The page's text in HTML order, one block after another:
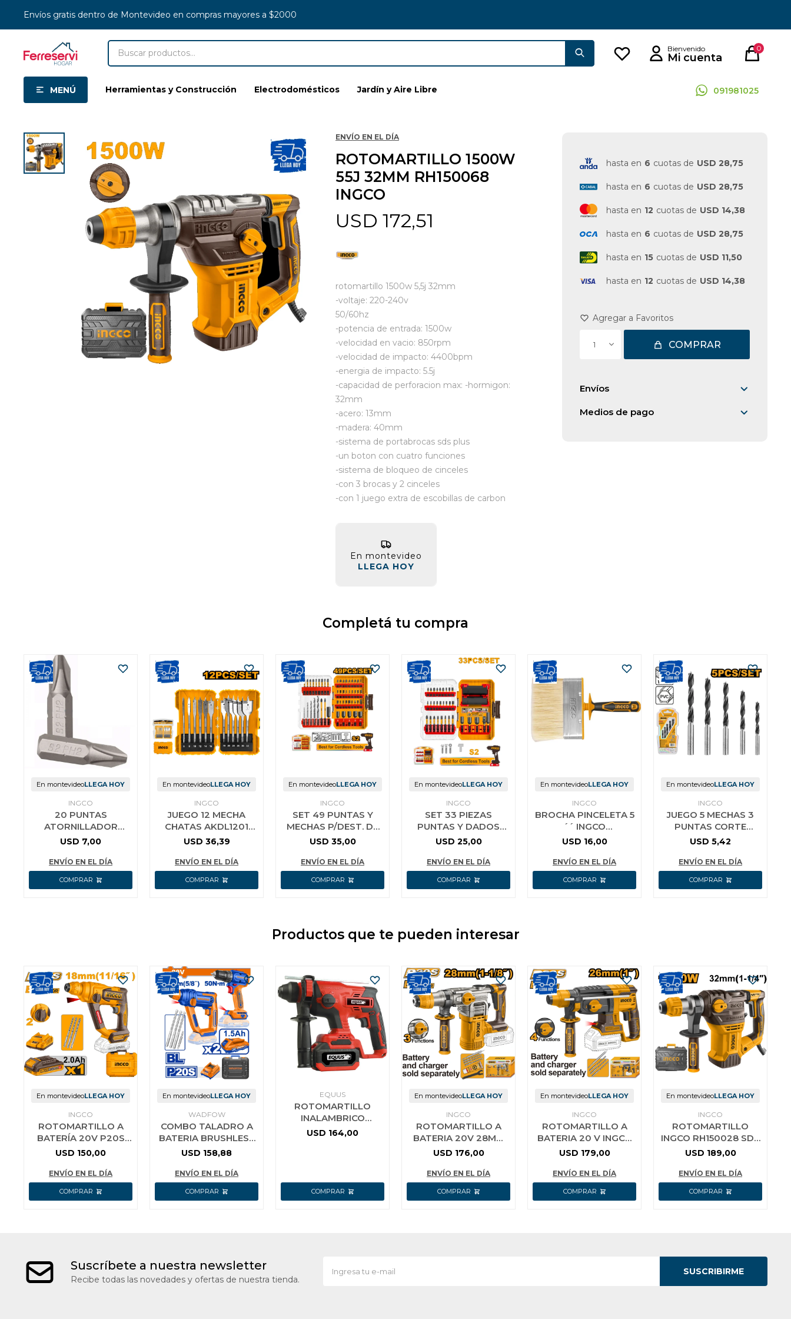
MENÚ Herramientas y Construcción Electrodomésticos Jardín y Aire Libre 091981025
0
Envíos gratis dentro de Montevideo en compras mayores a $2000
ENVÍO EN EL DÍA
ROTOMARTILLO 1500W
55J 32MM RH150068
INGCO
USD 172,51
rotomartillo 1500w 5,5j 32mm
-voltaje: 220-240v
50/60hz
-potencia de entrada: 1500w
-velocidad en vacio: 850rpm
-velocidad de impacto: 4400bpm
-energia de impacto: 5.5j
-capacidad de perforacion max: -hormigon:
32mm
-acero: 13mm
-madera: 40mm
-sistema de portabrocas sds plus
-un boton con cuatro funciones
-sistema de bloqueo de cinceles
-con 3 brocas y 2 cinceles
-con 1 juego extra de escobillas de carbon
En montevideo
LLEGA HOY
hasta en 6 cuotas de USD 28,75
hasta en 6 cuotas de USD 28,75
hasta en 12 cuotas de USD 14,38
hasta en 6 cuotas de USD 28,75
hasta en 15 cuotas de USD 11,50
hasta en 12 cuotas de USD 14,38
1 COMPRAR
Envíos
Medios de pago
Completá tu compra
En montevideoLLEGA HOY
INGCO
20 PUNTAS
ATORNILLADOR
PHILLIPS PH2 25MM
USD 7,00
ENVÍO EN EL DÍA
En montevideoLLEGA HOY
INGCO
JUEGO 12 MECHA
CHATAS AKDL1201
PARA MADERA INGCO
USD 36,39
ENVÍO EN EL DÍA
En montevideoLLEGA HOY
INGCO
SET 49 PUNTAS Y
MECHAS P/DEST. DE
IMPAC INGCO
USD 35,00
ENVÍO EN EL DÍA
En montevideoLLEGA HOY
INGCO
SET 33 PIEZAS
PUNTAS Y DADOS
PARA IMPACTO
USD 25,00
ENVÍO EN EL DÍA
En montevideoLLEGA HOY
INGCO
BROCHA PINCELETA 5
´´ INGCO
HCLB120308
USD 16,00
ENVÍO EN EL DÍA
En montevideoLLEGA HOY
INGCO
JUEGO 5 MECHAS 3
PUNTAS CORTE
MADERA INGCO
USD 5,42
ENVÍO EN EL DÍA
Productos que te pueden interesar
En montevideoLLEGA HOY
INGCO
ROTOMARTILLO A
BATERÍA 20V P20S
SDS PLUS 1.8J + 3
CARGADOR Y
USD 150,00
ENVÍO EN EL DÍA
En montevideoLLEGA HOY
WADFOW
COMBO TALADRO A
BATERIA BRUSHLESS
+ ROTOMARTILLO A
C/2 BAT WOS
USD 158,88
ENVÍO EN EL DÍA
EQUUS
ROTOMARTILLO
INALAMBRICO
BRUSHLESS 20V CON
USD 164,00
En montevideoLLEGA HOY
INGCO
ROTOMARTILLO A
BATERIA 20V 28MM
INGCO CRHLI20288
USD 176,00
ENVÍO EN EL DÍA
En montevideoLLEGA HOY
INGCO
ROTOMARTILLO A
BATERIA 20 V INGCO
CRHLI20228
USD 179,00
ENVÍO EN EL DÍA
En montevideoLLEGA HOY
INGCO
ROTOMARTILLO
INGCO RH150028 SDS
PLUS 1500W 850RPM
USD 189,00
ENVÍO EN EL DÍA
Suscríbete a nuestra newsletter
Recibe todas las novedades y ofertas de nuestra tienda.
SUSCRIBIRME